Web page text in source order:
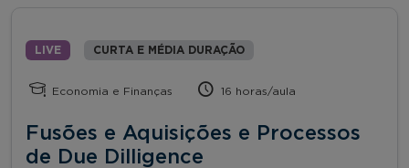
LIVE CURTA E MÉDIA DURAÇÃO
Economia e Finanças 16 horas/aula
Fusões e Aquisições e Processos
de Due Dilligence